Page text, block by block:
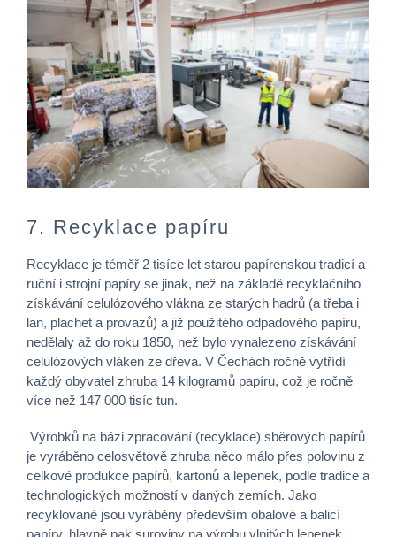
7. Recyklace papíru
Recyklace je téměř 2 tisíce let starou papírenskou tradicí a
ruční i strojní papíry se jinak, než na základě recyklačního
získávání celulózového vlákna ze starých hadrů (a třeba i
lan, plachet a provazů) a již použitého odpadového papíru,
nedělaly až do roku 1850, než bylo vynalezeno získávání
celulózových vláken ze dřeva. V Čechách ročně vytřídí
každý obyvatel zhruba 14 kilogramů papíru, což je ročně
více než 147 000 tisíc tun.
Výrobků na bázi zpracování (recyklace) sběrových papírů
je vyráběno celosvětově zhruba něco málo přes polovinu z
celkové produkce papírů, kartonů a lepenek, podle tradice a
technologických možností v daných zemích. Jako
recyklované jsou vyráběny především obalové a balicí
papíry, hlavně pak suroviny na výrobu vlnitých lepenek.